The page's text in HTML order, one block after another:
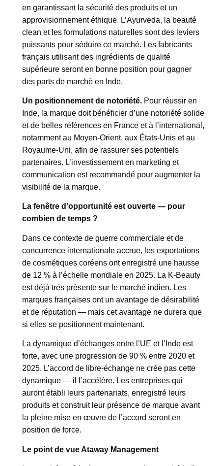
en garantissant la sécurité des produits et un
approvisionnement éthique. L’Ayurveda, la beauté
clean et les formulations naturelles sont des leviers
puissants pour séduire ce marché. Les fabricants
français utilisant des ingrédients de qualité
supérieure seront en bonne position pour gagner
des parts de marché en Inde.
Un positionnement de notoriété. Pour réussir en
Inde, la marque doit bénéficier d’une notoriété solide
et de belles références en France et à l’international,
notamment au Moyen-Orient, aux États-Unis et au
Royaume-Uni, afin de rassurer ses potentiels
partenaires. L’investissement en marketing et
communication est recommandé pour augmenter la
visibilité de la marque.
La fenêtre d’opportunité est ouverte — pour
combien de temps ?
Dans ce contexte de guerre commerciale et de
concurrence internationale accrue, les exportations
de cosmétiques coréens ont enregistré une hausse
de 12 % à l’échelle mondiale en 2025. La K-Beauty
est déjà très présente sur le marché indien. Les
marques françaises ont un avantage de désirabilité
et de réputation — mais cet avantage ne durera que
si elles se positionnent maintenant.
La dynamique d’échanges entre l’UE et l’Inde est
forte, avec une progression de 90 % entre 2020 et
2025. L’accord de libre-échange ne crée pas cette
dynamique — il l’accélère. Les entreprises qui
auront établi leurs partenariats, enregistré leurs
produits et construit leur présence de marque avant
la pleine mise en œuvre de l’accord seront en
position de force.
Le point de vue Ataway Management